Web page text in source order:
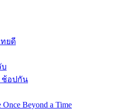
ทยดี
บ
ช้อปกัน
Beyond a Time